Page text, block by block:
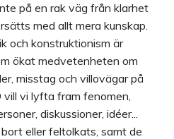
på en rak väg från klarhet
med allt mera kunskap.
och konstruktionism är
ökat medvetenheten om
misstag och villovägar på
vi lyfta fram fenomen,
diskussioner, idéer...
eller feltolkats, samt de